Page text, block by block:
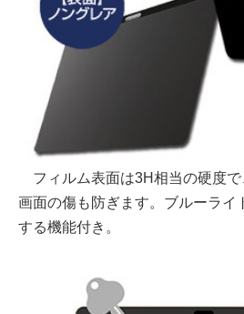
フィルム表面は3H相当の硬度で
画面の傷も防ぎます。ブルーライ
する機能付き。